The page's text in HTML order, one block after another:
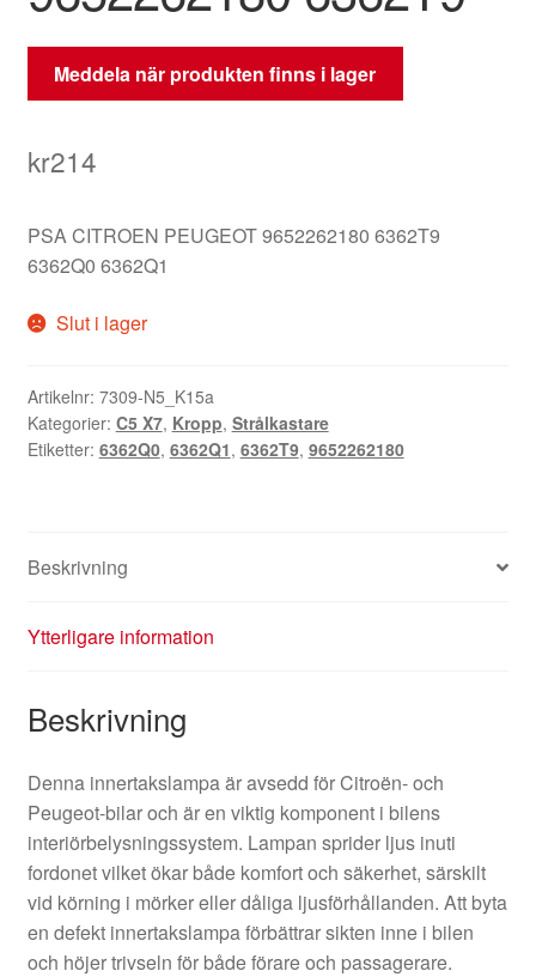
Meddela när produkten finns i lager
kr214
PSA CITROEN PEUGEOT 9652262180 6362T9
6362Q0 6362Q1
Slut i lager
Artikelnr: 7309-N5_K15a
Kategorier: C5 X7, Kropp, Strålkastare
Etiketter: 6362Q0, 6362Q1, 6362T9, 9652262180
Beskrivning
Ytterligare information
Beskrivning
Denna innertakslampa är avsedd för Citroën- och
Peugeot-bilar och är en viktig komponent i bilens
interiörbelysningssystem. Lampan sprider ljus inuti
fordonet vilket ökar både komfort och säkerhet, särskilt
vid körning i mörker eller dåliga ljusförhållanden. Att byta
en defekt innertakslampa förbättrar sikten inne i bilen
och höjer trivseln för både förare och passagerare.